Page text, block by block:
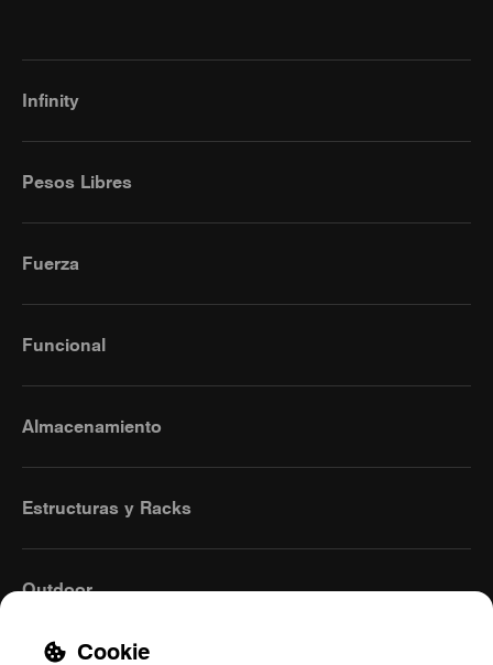
Infinity
Pesos Libres
Fuerza
Funcional
Almacenamiento
Estructuras y Racks
Outdoor
Cookie